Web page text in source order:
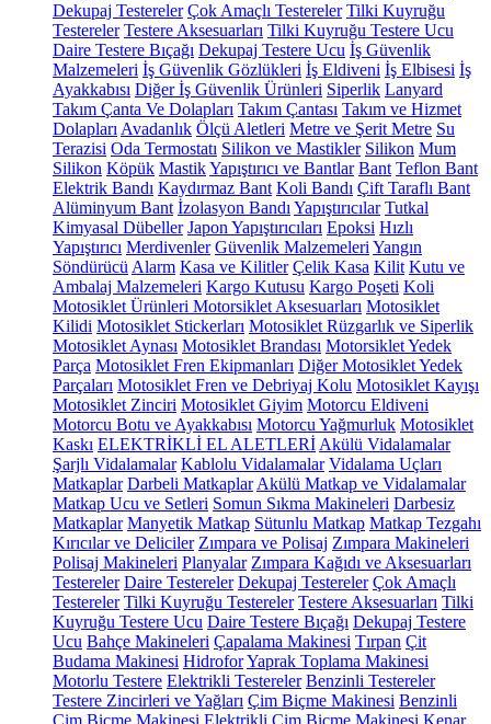
Dekupaj Testereler Çok Amaçlı Testereler Tilki Kuyruğu
Testereler Testere Aksesuarları Tilki Kuyruğu Testere Ucu
Daire Testere Bıçağı Dekupaj Testere Ucu İş Güvenlik
Malzemeleri İş Güvenlik Gözlükleri İş Eldiveni İş Elbisesi İş
Ayakkabısı Diğer İş Güvenlik Ürünleri Siperlik Lanyard
Takım Çanta Ve Dolapları Takım Çantası Takım ve Hizmet
Dolapları Avadanlık Ölçü Aletleri Metre ve Şerit Metre Su
Terazisi Oda Termostatı Silikon ve Mastikler Silikon Mum
Silikon Köpük MastikYapıştırıcı ve Bantlar Bant Teflon Bant
Elektrik Bandı Kaydırmaz Bant Koli Bandı Çift Taraflı Bant
Alüminyum Bant İzolasyon Bandı Yapıştırıcılar Tutkal
Kimyasal Dübeller Japon Yapıştırıcıları Epoksi Hızlı
Yapıştırıcı Merdivenler Güvenlik Malzemeleri Yangın
Söndürücü Alarm Kasa ve Kilitler Çelik Kasa Kilit Kutu ve
Ambalaj Malzemeleri Kargo Kutusu Kargo Poşeti Koli
Motosiklet Ürünleri Motorsiklet Aksesuarları Motosiklet
Kilidi Motosiklet Stickerları Motosiklet Rüzgarlık ve Siperlik
Motosiklet Aynası Motosiklet Brandası Motorsiklet Yedek
Parça Motosiklet Fren Ekipmanları Diğer Motosiklet Yedek
Parçaları Motosiklet Fren ve Debriyaj Kolu Motosiklet Kayışı
Motosiklet Zinciri Motosiklet Giyim Motorcu Eldiveni
Motorcu Botu ve Ayakkabısı Motorcu Yağmurluk Motosiklet
Kaskı ELEKTRİKLİ EL ALETLERİ Akülü Vidalamalar
Şarjlı Vidalamalar Kablolu Vidalamalar Vidalama Uçları
Matkaplar Darbeli Matkaplar Akülü Matkap ve Vidalamalar
Matkap Ucu ve Setleri Somun Sıkma Makineleri Darbesiz
Matkaplar Manyetik Matkap Sütunlu Matkap Matkap Tezgahı
Kırıcılar ve Deliciler Zımpara ve Polisaj Zımpara Makineleri
Polisaj Makineleri Planyalar Zımpara Kağıdı ve Aksesuarları
Testereler Daire Testereler Dekupaj Testereler Çok Amaçlı
Testereler Tilki Kuyruğu Testereler Testere Aksesuarları Tilki
Kuyruğu Testere Ucu Daire Testere Bıçağı Dekupaj Testere
Ucu Bahçe Makineleri Çapalama Makinesi Tırpan Çit
Budama Makinesi HidroforYaprak Toplama Makinesi
Motorlu Testere Elektrikli Testereler Benzinli Testereler
Testere Zincirleri ve Yağları Çim Biçme Makinesi Benzinli
Çim Biçme Makinesi Elektrikli Çim Biçme Makinesi Kenar